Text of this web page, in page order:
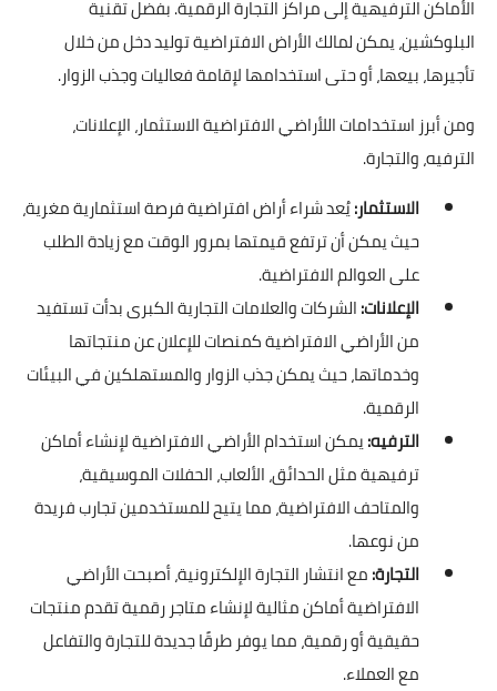
الأماكن الترفيهية إلى مراكز التجارة الرقمية. بفضل تقنية
البلوكشين، يمكن لمالك الأراض الافتراضية توليد دخل من خلال
تأجيرها، بيعها، أو حتى استخدامها لإقامة فعاليات وجذب الزوار.
ومن أبرز استخدامات اللأراضي الافتراضية الاستثمار، الإعلانات،
الترفيه، والتجارة.
الاستثمار:يُعد شراء أراض افتراضية فرصة استثمارية مغرية،
حيث يمكن أن ترتفع قيمتها بمرور الوقت مع زيادة الطلب
على العوالم الافتراضية.
الإعلانات:الشركات والعلامات التجارية الكبرى بدأت تستفيد
من الأراضي الافتراضية كمنصات للإعلان عن منتجاتها
وخدماتها، حيث يمكن جذب الزوار والمستهلكين في البيئات
الرقمية.
الترفيه:يمكن استخدام الأراضي الافتراضية لإنشاء أماكن
ترفيهية مثل الحدائق، الألعاب، الحفلات الموسيقية،
والمتاحف الافتراضية، مما يتيح للمستخدمين تجارب فريدة
من نوعها.
التجارة:مع انتشار التجارة الإلكترونية، أصبحت الأراضي
الافتراضية أماكن مثالية لإنشاء متاجر رقمية تقدم منتجات
حقيقية أو رقمية، مما يوفر طرقًا جديدة للتجارة والتفاعل
مع العملاء.